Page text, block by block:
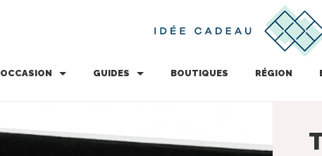
OCCASION GUIDES BOUTIQUES RÉGION